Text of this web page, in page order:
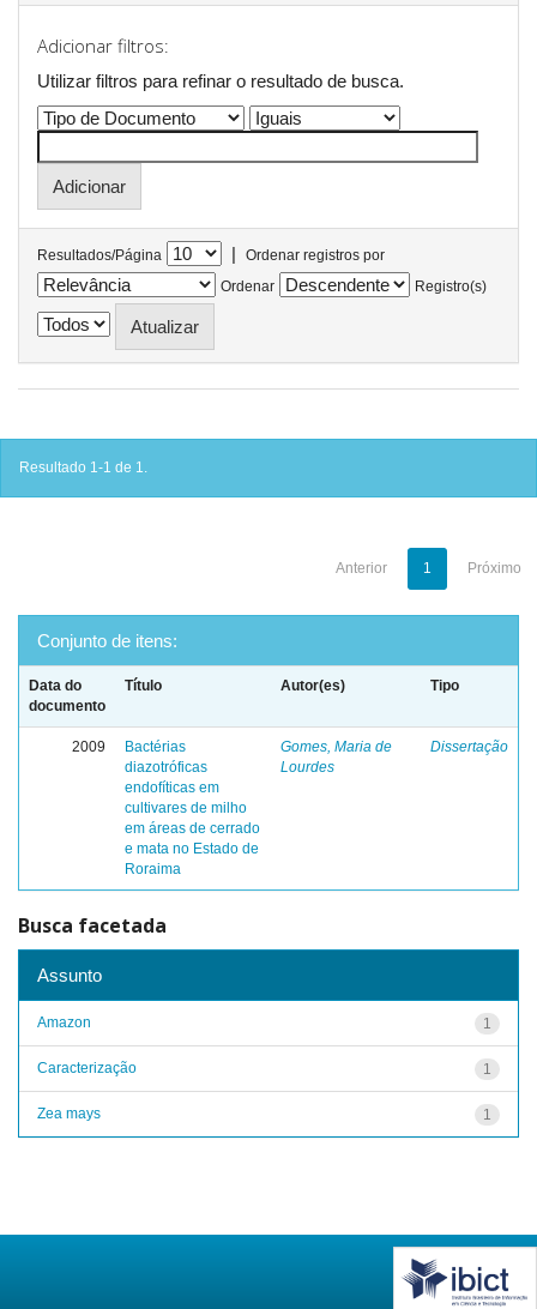
Adicionar filtros:
Utilizar filtros para refinar o resultado de busca.
Resultados/Página |
Ordenar registros por
Ordenar
Registro(s)
Resultado 1-1 de 1.
Anterior 1 Próximo
Conjunto de itens:
Data do
documento
Título Autor(es) Tipo
2009
Bactérias
diazotróficas
endofíticas em
cultivares de milho
em áreas de cerrado
e mata no Estado de
Roraima
Gomes, Maria de
Lourdes
Dissertação
Busca facetada
Assunto
1
Amazon
1
Caracterização
1
Zea mays